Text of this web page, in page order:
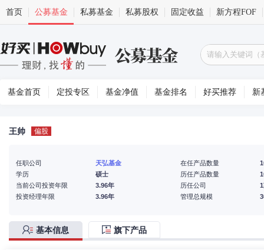
首页 公募基金 私募基金 私募股权 固定收益 新方程FOF
基金首页 定投专区 基金净值 基金排名 好买推荐 新
王帅 偏股
任职公司
天弘基金
学历
硕士
当前公司投资年限
3.96年
投资经理年限
3.96年
在任产品数量
历任产品数量
历任公司
管理总规模
基本信息 旗下产品